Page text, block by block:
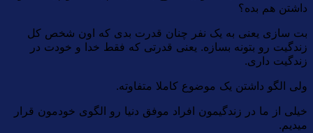
داشتن هم بده؟
بت سازی یعنی به یک نفر چنان قدرت بدی که اون شخص کل
زندگیت رو بتونه بسازه. یعنی قدرتی که فقط خدا و خودت در
زندگیت داری.
ولی الگو داشتن یک موضوع کاملا متفاوته.
خیلی از ما در زندگیمون افراد موفق دنیا رو الگوی خودمون قرار
میدیم.